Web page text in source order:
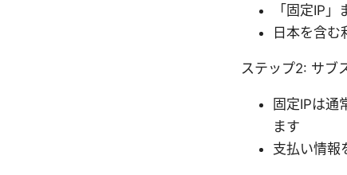
「固定IP
日本を含む
ステップ2: サブ
固定IPは通
ます
支払い情報